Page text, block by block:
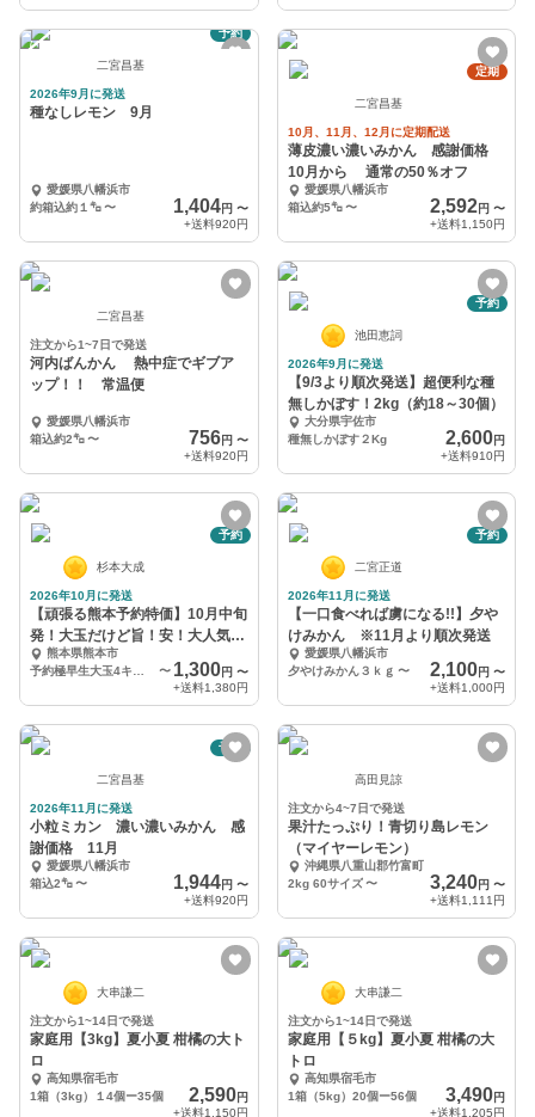
予約
二宮昌基
2026年9月に発送
種なしレモン 9月
愛媛県八幡浜市
約箱込約１㌔〜 1,404円 〜
+送料920円
定期
二宮昌基
10月、11月、12月に定期配送
薄皮濃い濃いみかん 感謝価格
10月から 通常の50％オフ
愛媛県八幡浜市
箱込約5㌔ 〜 2,592円 〜
+送料1,150円
二宮昌基
注文から1~7日で発送
河内ばんかん 熱中症でギブア
ップ！！ 常温便
愛媛県八幡浜市
箱込約2㌔〜 756円 〜
+送料920円
予約
池田恵詞
2026年9月に発送
【9/3より順次発送】超便利な種
無しかぼす！2kg（約18～30個）
大分県宇佐市
種無しかぼす２Kg
2,600円
+送料910円
予約
杉本大成
2026年10月に発送
【頑張る熊本予約特価】10月中旬
発！大玉だけど旨！安！大人気で
す 熊本県熊本市
〜 1,300円 〜
+送料1,380円
予約
二宮正道
2026年11月に発送
【一口食べれば虜になる!!】夕や
けみかん ※11月より順次発送
愛媛県八幡浜市
夕やけみかん３ｋｇ 〜 2,100円 〜
+送料1,000円
予約
二宮昌基
2026年11月に発送
小粒ミカン 濃い濃いみかん 感
謝価格 11月
愛媛県八幡浜市
箱込2㌔〜 1,944円 〜
+送料920円
高田見諒
注文から4~7日で発送
果汁たっぷり！青切り島レモン
（マイヤーレモン）
沖縄県八重山郡竹富町
2kg 60サイズ 〜 3,240円 〜
+送料1,111円
大串謙二
注文から1~14日で発送
家庭用【3kg】夏小夏 柑橘の大ト
ロ
高知県宿毛市
1箱（3kg）１4個ー35個
2,590円
+送料1,150円
大串謙二
注文から1~14日で発送
家庭用【５kg】夏小夏 柑橘の大
トロ
高知県宿毛市
1箱（5kg）20個ー56個
3,490円
+送料1,205円